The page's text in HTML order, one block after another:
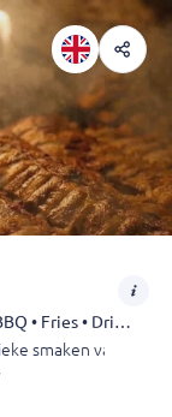
Grillroom • Steak • Spareribs • Argentinian • BBQ • Fries • Drinks
smaken van